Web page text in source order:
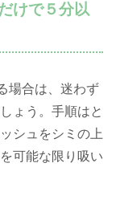
けで５分以
場合は、迷わず
ょう。手順はと
シュをシミの上
可能な限り吸い